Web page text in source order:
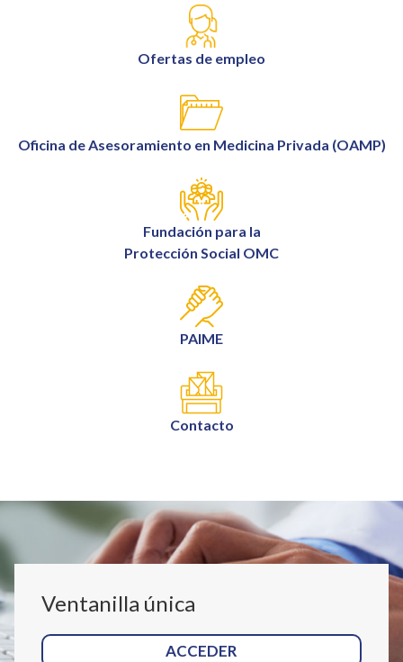
Ofertas de empleo
Oficina de Asesoramiento en Medicina Privada (OAMP)
Fundación para la
Protección Social OMC
PAIME
Contacto
Ventanilla única
ACCEDER